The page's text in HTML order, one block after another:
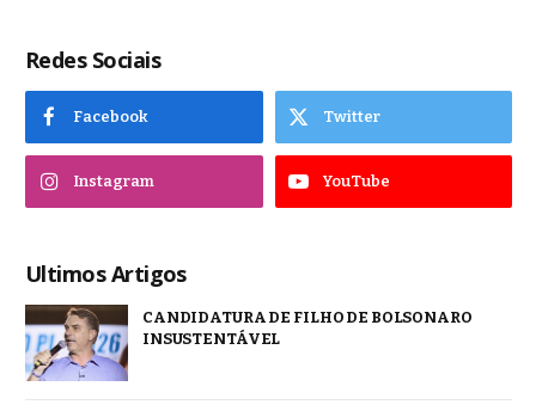
Redes Sociais
Facebook Twitter
Instagram YouTube
Ultimos Artigos
CANDIDATURA DE FILHO DE BOLSONARO
INSUSTENTÁVEL